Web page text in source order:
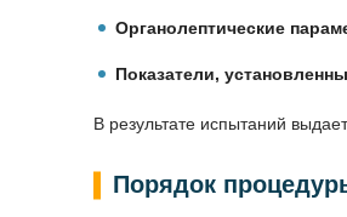
Органолептические
Показатели,
В результате испытаний
Порядок